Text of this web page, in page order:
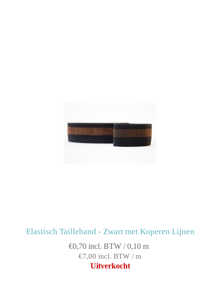
Elastisch Tailleband - Zwart met Koperen Lijnen
€0,70 incl. BTW / 0,10 m
€7,00 incl. BTW / m
Uitverkocht